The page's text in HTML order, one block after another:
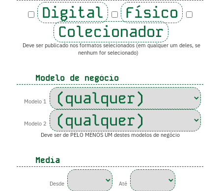
Digital
Físico
Colecionador
Deve ser publicado nos formatos selecionados (em qualquer um deles, se
nenhum for selecionado)
Modelo de negócio
Modelo 1
Modelo 2
Deve ser de PELO MENOS UM destes modelos de negócio
Media
Desde
Até